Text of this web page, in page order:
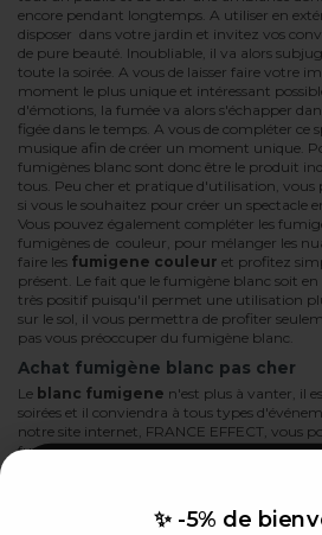
encore pendant longtemps. A utiliser en
disposer dans votre jardin et invitez vos
de pure beauté. Inoubliable, il va alors
toute la soirée. A vous de laisser faire votre
moment le plus unique et intéressant
d'émotions, la fumée va alors s'échapper
figée dans le temps. A vous de compléter ce
musique afin de créer un moment unique.
fumigènes blanc sont donc être le produit
tous. Peu cher et pratique d'utilisation, vous
si vous le souhaitez pour créer un spectacle
Vous pouvez également compléter les
fumigènes de couleur, pour mélanger les
faire les fumigene couleur et profitez
présent. Le fait que le fumigène blanc soit
très positif puisqu'il permet une utilisation
sur le sol, il vous permettra de profiter
pas vous préoccuper du fumigène blanc.
Achat fumigène blanc pas cher
Le blanc fumigene n'est plus à vanter, il
soirées et il conviendra à tous types
notre site internet, FRANCE EFFECT, vous
fumigène blanc en pot 1 minute, qui
simplement de cet instant, en regardant les
s'échapper peu à peu. Sur notre site internet,
✨ -5% de